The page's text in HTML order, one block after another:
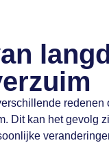
redenen
Dit kan het gevolg